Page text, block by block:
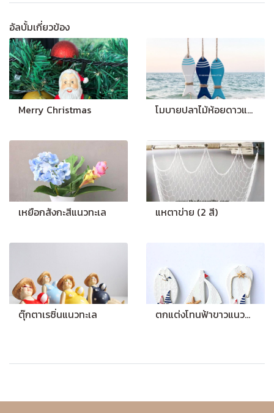
อัลบั้มเกี่ยวข้อง
Merry Christmas โมบายปลาไม้ห้อยดาวแนวทะเล
เหยือกสังกะสีแนวทะเล แหตาข่าย (2 สี)
ตุ๊กตาเรซิ่นแนวทะเล ตกแต่งโทนฟ้าขาวแนวทะเล